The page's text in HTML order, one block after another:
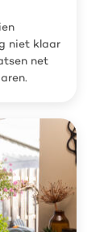
niet klaar
net